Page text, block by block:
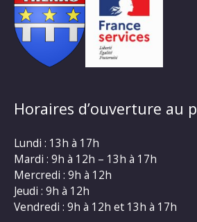
Horaires d’ouverture au
Lundi : 13h à 17h
Mardi : 9h à 12h – 13h à 17h
Mercredi : 9h à 12h
Jeudi : 9h à 12h
Vendredi : 9h à 12h et 13h à 17h